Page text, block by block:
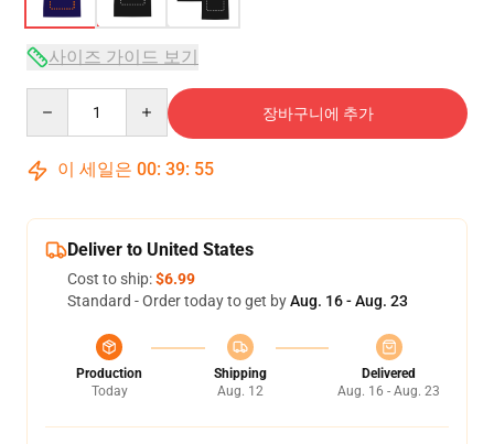
사이즈 가이드 보기
장바구니에 추가
이 세일은 00: 39: 54
Deliver to United States
Cost to ship:$6.99
Standard - Order today to get byAug. 16 - Aug. 23
Production
Today
Shipping
Aug. 12
Delivered
Aug. 16 - Aug. 23